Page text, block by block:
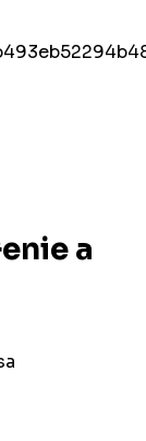
a